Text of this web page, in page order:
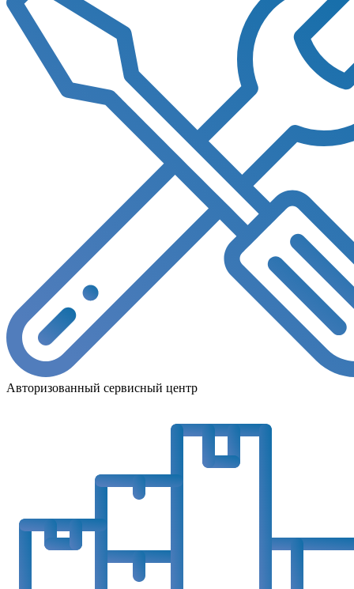
Авторизованный сервисный центр